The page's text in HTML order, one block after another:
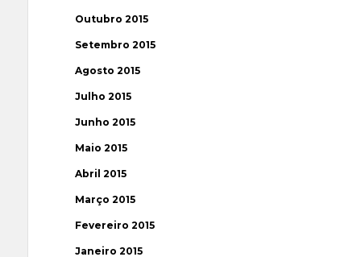
Outubro 2015
Setembro 2015
Agosto 2015
Julho 2015
Junho 2015
Maio 2015
Abril 2015
Março 2015
Fevereiro 2015
Janeiro 2015